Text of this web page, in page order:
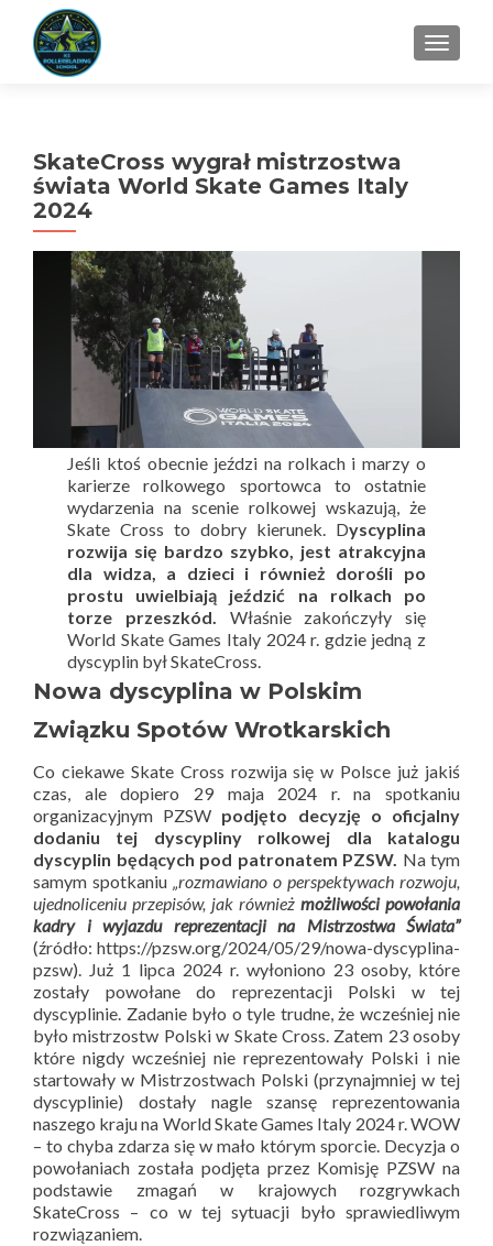
SkateCross wygrał mistrzostwa
świata World Skate Games Italy
2024
Jeśli ktoś obecnie jeździ na rolkach i marzy o
karierze rolkowego sportowca to ostatnie
wydarzenia na scenie rolkowej wskazują, że
Skate Cross to dobry kierunek. Dyscyplina
rozwija się bardzo szybko, jest atrakcyjna
dla widza, a dzieci i również dorośli po
prostu uwielbiają jeździć na rolkach po
torze przeszkód. Właśnie zakończyły się
World Skate Games Italy 2024 r. gdzie jedną z
dyscyplin był SkateCross.
Nowa dyscyplina w Polskim
Związku Spotów Wrotkarskich
Co ciekawe Skate Cross rozwija się w Polsce już jakiś
czas, ale dopiero 29 maja 2024 r. na spotkaniu
organizacyjnym PZSW podjęto decyzję o oficjalny
dodaniu tej dyscypliny rolkowej dla katalogu
dyscyplin będących pod patronatem PZSW. Na tym
samym spotkaniu „rozmawiano o perspektywach rozwoju,
ujednoliceniu przepisów, jak również możliwości powołania
kadry i wyjazdu reprezentacji na Mistrzostwa Świata”
(źródło: https://pzsw.org/2024/05/29/nowa-dyscyplina-
pzsw). Już 1 lipca 2024 r. wyłoniono 23 osoby, które
zostały powołane do reprezentacji Polski w tej
dyscyplinie. Zadanie było o tyle trudne, że wcześniej nie
było mistrzostw Polski w Skate Cross. Zatem 23 osoby
które nigdy wcześniej nie reprezentowały Polski i nie
startowały w Mistrzostwach Polski (przynajmniej w tej
dyscyplinie) dostały nagle szansę reprezentowania
naszego kraju na World Skate Games Italy 2024 r. WOW
– to chyba zdarza się w mało którym sporcie. Decyzja o
powołaniach została podjęta przez Komisję PZSW na
podstawie zmagań w krajowych rozgrywkach
SkateCross – co w tej sytuacji było sprawiedliwym
rozwiązaniem.